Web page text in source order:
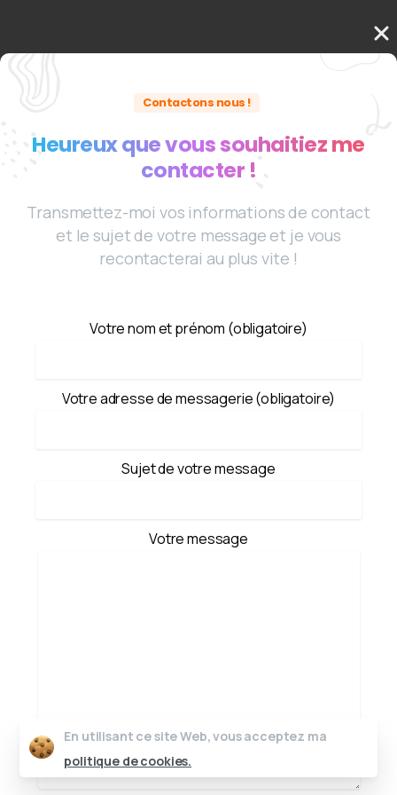
Contactons nous !
Heureux que vous souhaitiez me
contacter !
Transmettez-moi vos informations de contact
et le sujet de votre message et je vous
recontacterai au plus vite !
Votre nom et prénom (obligatoire)
Votre adresse de messagerie (obligatoire)
Sujet de votre message
Votre message
En utilisant ce site Web, vous acceptez ma
politique de cookies.